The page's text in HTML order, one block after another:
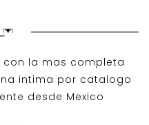
con la mas completa
intima por catalogo
desde Mexico